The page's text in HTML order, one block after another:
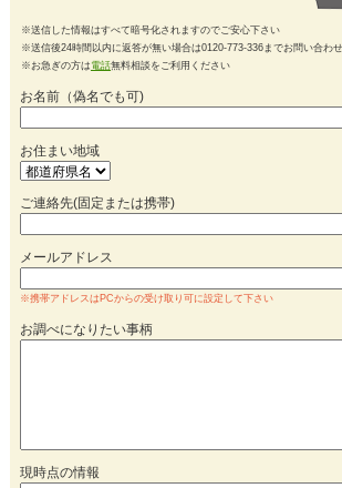
※送信した情報はすべて暗号化されますのでご安心下さい
※送信後24時間以内に返答が無い場合は0120-773-336までお問い合わ
※お急ぎの方は 電話無料相談をご利用ください
お名前（偽名でも可)
お住まい地域
ご連絡先(固定または携帯)
メールアドレス
※携帯アドレスはPCからの受け取り可に設定して下さい
お調べになりたい事柄
現時点の情報